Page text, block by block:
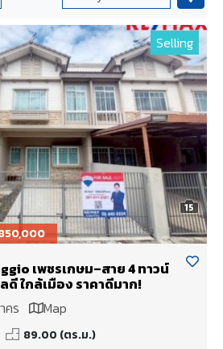
15
Selling
เพชรเกษม–สาย 4 ทาวน์
ดี ใกล้เมือง ราคาดีมาก!
คร
Map
89.00 (ตร.ม.)